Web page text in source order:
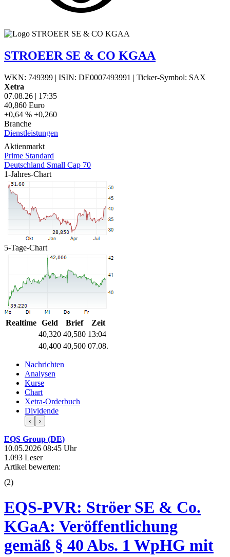
STROEER SE & CO KGAA
WKN: 749399 | ISIN: DE0007493991 | Ticker-Symbol: SAX
Xetra
07.08.26 | 17:35
40,860 Euro
+0,64 % +0,260
Branche
Dienstleistungen
Aktienmarkt
Prime Standard
Deutschland Small Cap 70
1-Jahres-Chart
5-Tage-Chart
Realtime Geld Brief
Zeit
40,320 40,580 13:04
40,400 40,500 07.08.
Nachrichten
Analysen
Kurse
Chart
Xetra-Orderbuch
Dividende
‹ ›
EQS Group (DE)
10.05.2026 08:45 Uhr
1.093 Leser
Artikel bewerten:
(2)
EQS-PVR: Ströer SE & Co.
KGaA: Veröffentlichung
gemäß § 40 Abs. 1 WpHG mit